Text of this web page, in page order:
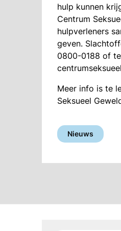
hulp kunnen
Centrum
hulpverleners
geven.
0800-0188 of
Meer info is te
Seksueel
Nieuws